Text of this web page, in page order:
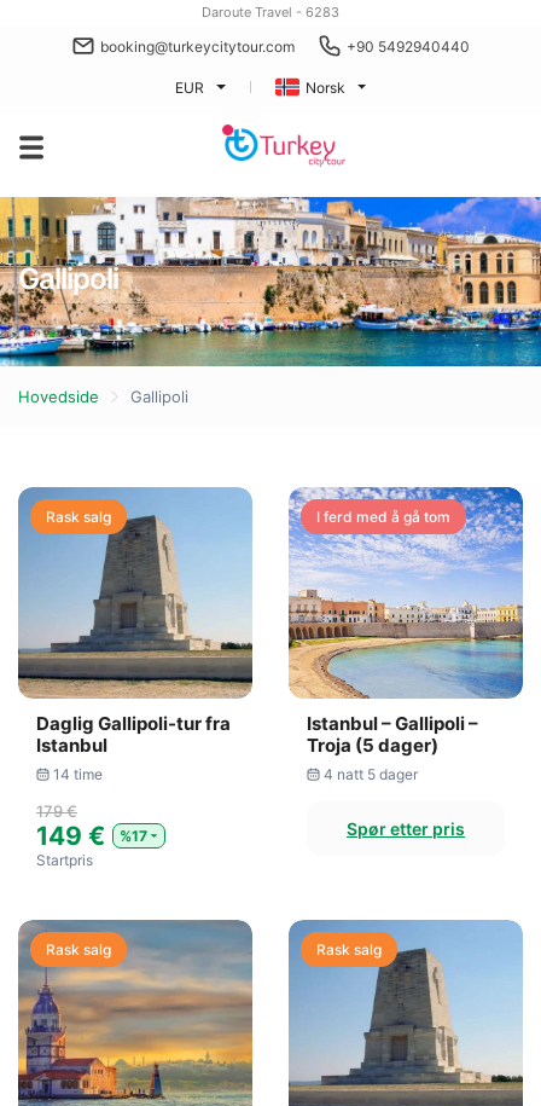
Daroute Travel - 6283
booking@turkeycitytour.com +90 5492940440
EUR Norsk
Gallipoli
Hovedside Gallipoli
Rask salg
Daglig Gallipoli-tur fra
Istanbul
14 time
179 €
149 €
%17
Startpris
I ferd med å gå tom
Istanbul – Gallipoli –
Troja (5 dager)
4 natt 5 dager
Spør etter pris
Rask salg Rask salg